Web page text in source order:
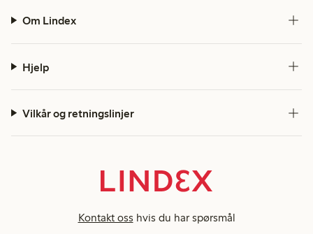
Om Lindex
Hjelp
Vilkår og retningslinjer
Kontakt oss hvis du har spørsmål